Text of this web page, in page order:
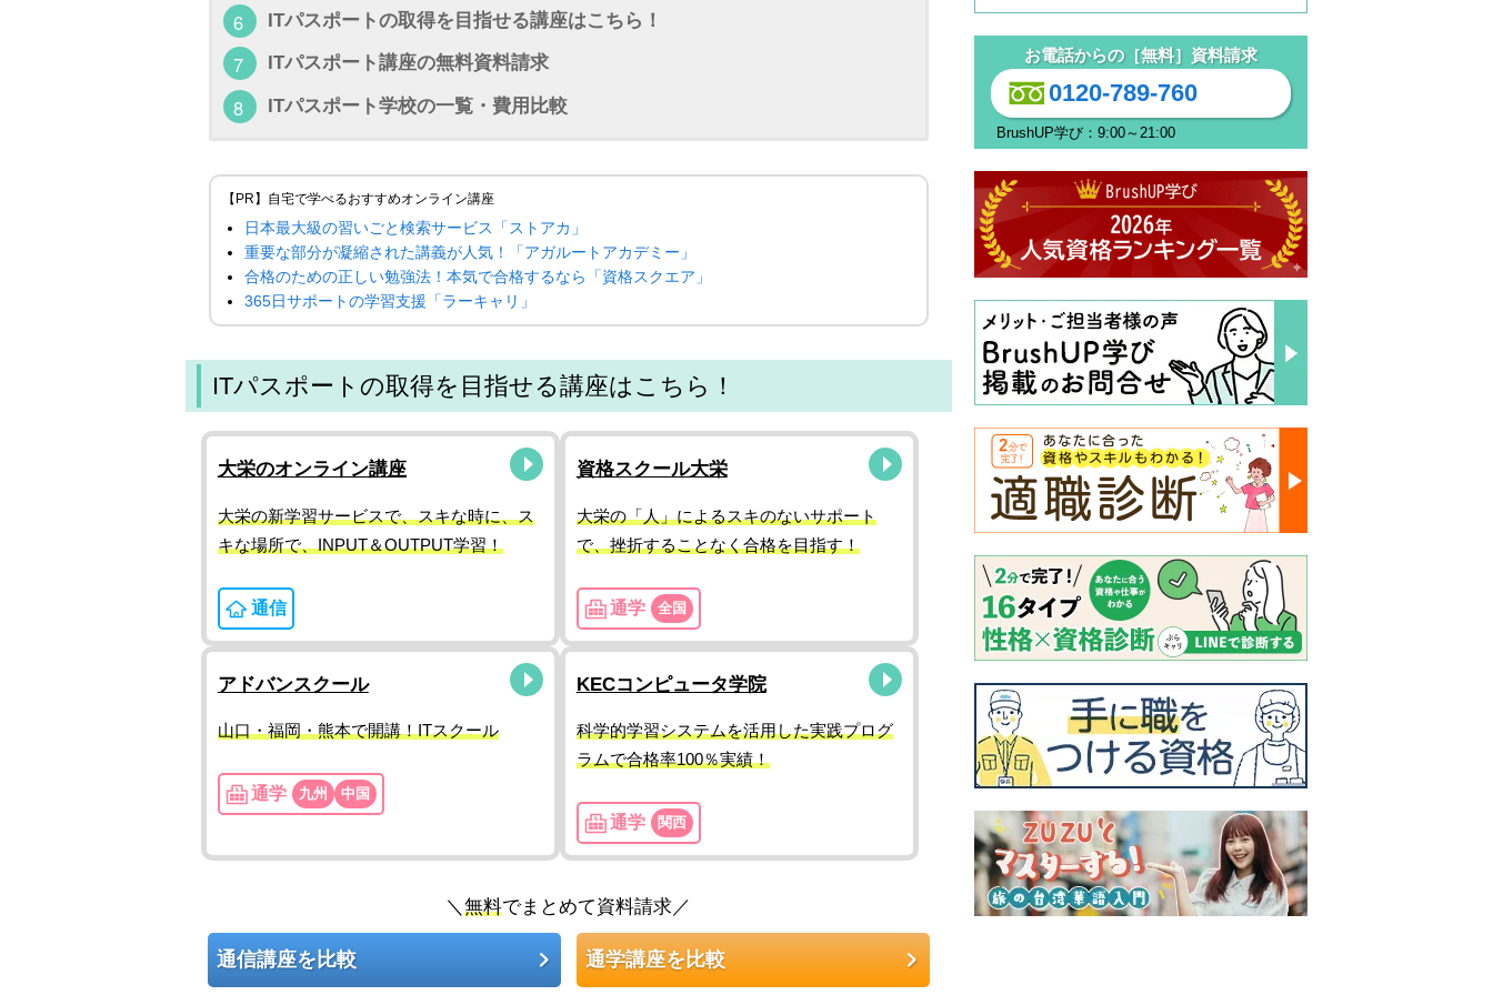
ITパスポートの取得を目指せる講座はこちら！
ITパスポート講座の無料資料請求
ITパスポート学校の一覧・費用比較
【PR】自宅で学べるおすすめオンライン講座
日本最大級の習いごと検索サービス「ストアカ」
重要な部分が凝縮された講義が人気！「アガルートアカデミー」
合格のための正しい勉強法！本気で合格するなら「資格スクエア」
365日サポートの学習支援「ラーキャリ」
ITパスポートの取得を目指せる講座はこちら！
大栄のオンライン講座
大栄の新学習サービスで、スキな時に、ス
キな場所で、INPUT＆OUTPUT学習！
通信
資格スクール大栄
大栄の「人」によるスキのないサポート
で、挫折することなく合格を目指す！
通学 全国
アドバンスクール
山口・福岡・熊本で開講！ITスクール
通学 九州 中国
KECコンピュータ学院
科学的学習システムを活用した実践プログ
ラムで合格率100％実績！
通学 関西
＼無料でまとめて資料請求／
通信講座を比較 通学講座を比較
お電話からの［無料］資料請求
0120-789-760
BrushUP学び：9:00～21:00